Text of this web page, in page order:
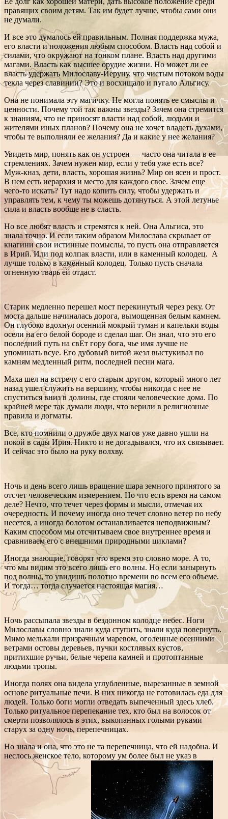
правящих своим детям. Так им будет лучше, чтобы сами они
не думали.
И все это думалось ей правильным. Полная поддержка мужа,
его власти и положения любым способом. Власть над собой и
силами, что окружают на тонком плане. Власть над другими
магами. Власть как высшее орудие жизни. Но может ли ее
власть удержать Милославу-Йеруну, что чистым потоком воды
текла через славинии? Это и восхищало и пугало Альгису.
Она не понимала эту магичку. Не могла понять ее смыслы и
ценности. Почему той так важны звезды? Зачем она стремится
к знаниям, что не приносят власти над собой, людьми и
жителями иных планов? Почему она не хочет владеть духами,
чтобы те выполняли ее желания? Да и какие у нее желания?
Увидеть мир, понять как он устроен — часто она читала в ее
стремлениях. Зачем нужен мир, если у тебя уже есть все?
Муж-кназ, дети, власть, хорошая жизнь? Мир он ясен и прост.
В нем есть иерархия и место для каждого свое. Зачем еще
чего-то искать? Тут надо копить силу, чтобы удержать и
управлять тем, к чему ты можешь дотянуться. А этой летунье
сила и власть вообще не в сласть.
Но все любят власть и стремятся к ней. Она Альгиса, это
знала точно. И если таким образом Милослава скрывает от
кнагини свои истинные помыслы, то пусть она отправляется
в Ирий. Или под колпак власти, или в каменный колодец. А
лучше только в каменный колодец. Только пусть сначала
огненную тварь ей отдаст.
Старик медленно перешел мост перекинутый через реку. От
моста дальше начиналась дорога, вымощенная белым камнем.
Он глубоко вдохнул осенний мокрый туман и капельки воды
осели на его белой бороде и сделал шаг. Он знал, что это его
последний путь на свЕт гору бога, чье имя лучше не
упоминать всуе. Его дубовый витой жезл выстукивал по
камням медленный ритм, последней песни мага.
Маха шел на встречу с его старым другом, который много лет
назад ушел служить на вершину, чтобы никогда с нее не
спуститься вниз в долины, где стояли человеческие дома. По
крайней мере так думали люди, что верили в религиозные
правила и догматы.
Все, кто помнили о дружбе двух магов уже давно ушли на
покой в сады Ирия. Никто и не догадывался, что их связывает.
И сейчас это было на руку волхву.
Ночь и день всего лишь вращение шара земного принятого за
отсчет человеческим измерением. Но что есть время на самом
деле? Нечто, что течет через формы и мысли, отмечая их
очередность. И почему иногда оно течет словно ветер по небу
несется, а иногда болотом останавливается неподвижным?
Каким способом мы отсчитываем свое внутреннее время и
сравниваем его с внешними природными циклами?
Иногда знающие, говорят что время это словно море. А то,
что мы видим это всего лишь его волны. Но если занырнуть
под волны, то увидишь полотно времени во всем его объеме.
И тогда… тогда случается настоящая магия…
Ночь рассыпала звезды в бездонном колодце небес. Ноги
Милославы словно знали куда ступить, знали куда повернуть.
Мимо мелькали призрачным маревом, оголенные осенними
ветрами остовы деревьев, пучки костлявых кустов,
притихшие ручьи, белые черепа камней и протоптанные
людьми тропы.
Иногда полях она видела углубленные, вырезанные в земной
основе ритуальные печи. В них никогда не готовилась еда для
людей. Только боги могли отведать выпеченный здесь хлеб.
Только ритуальное перепекание тех, кто был на волосок от
смерти позволялось в этих, выкопанных голыми руками
старух за одну ночь, перепечницах.
Но знала и она, что это не та перепечница, что ей надобна. И
неслось женское тело, которому ум более был не указ в